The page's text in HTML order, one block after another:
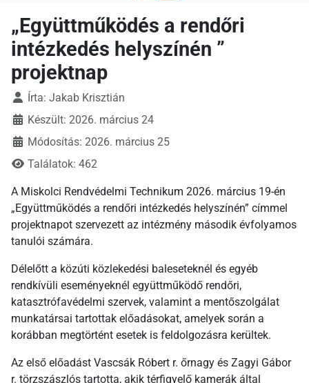
„Együttműködés a rendőri
intézkedés helyszínén ”
projektnap
Írta: Jakab Krisztián
Készült: 2026. március 24
Módosítás: 2026. március 25
Találatok: 462
A Miskolci Rendvédelmi Technikum 2026. március 19-én
„Együttműködés a rendőri intézkedés helyszínén” címmel
projektnapot szervezett az intézmény második évfolyamos
tanulói számára.
Délelőtt a közúti közlekedési baleseteknél és egyéb
rendkívüli eseményeknél együttműködő rendőri,
katasztrófavédelmi szervek, valamint a mentőszolgálat
munkatársai tartottak előadásokat, amelyek során a
korábban megtörtént esetek is feldolgozásra kerültek.
Az első előadást Vascsák Róbert r. őrnagy és Zagyi Gábor
r. törzszászlós tartotta, akik térfigyelő kamerák által